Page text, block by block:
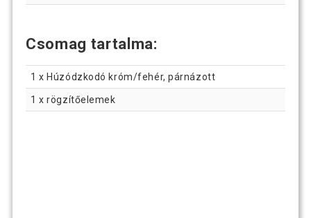
Csomag tartalma:
1 x Húzódzkodó króm/fehér, párnázott
1 x rögzítőelemek